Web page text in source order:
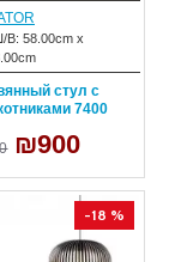
В: 58.00cm x
стул с
7400
₪900
-18 %